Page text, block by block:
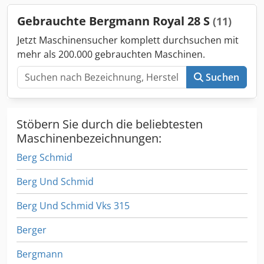
Gebrauchte Bergmann Royal 28 S (11)
Jetzt Maschinensucher komplett durchsuchen mit
mehr als 200.000 gebrauchten Maschinen.
Suchen
Stöbern Sie durch die beliebtesten
Maschinenbezeichnungen:
Berg Schmid
Berg Und Schmid
Berg Und Schmid Vks 315
Berger
Bergmann